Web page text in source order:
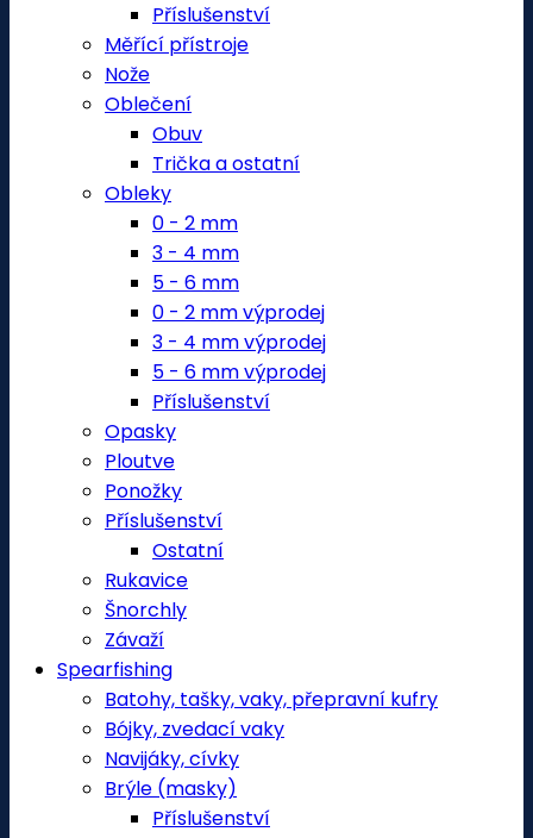
Příslušenství
Měřící přístroje
Nože
Oblečení
Obuv
Trička a ostatní
Obleky
0 - 2 mm
3 - 4 mm
5 - 6 mm
0 - 2 mm výprodej
3 - 4 mm výprodej
5 - 6 mm výprodej
Příslušenství
Opasky
Ploutve
Ponožky
Příslušenství
Ostatní
Rukavice
Šnorchly
Závaží
Spearfishing
Batohy, tašky, vaky, přepravní kufry
Bójky, zvedací vaky
Navijáky, cívky
Brýle (masky)
Příslušenství